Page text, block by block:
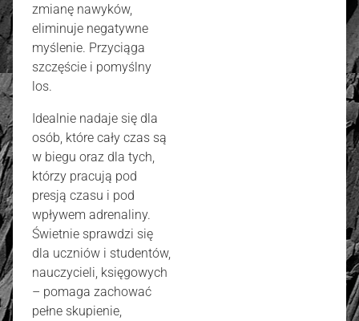
zmianę nawyków,
eliminuje negatywne
myślenie. Przyciąga
szczęście i pomyślny
los.
Idealnie nadaje się dla
osób, które cały czas są
w biegu oraz dla tych,
którzy pracują pod
presją czasu i pod
wpływem adrenaliny.
Świetnie sprawdzi się
dla uczniów i studentów,
nauczycieli, księgowych
– pomaga zachować
pełne skupienie,